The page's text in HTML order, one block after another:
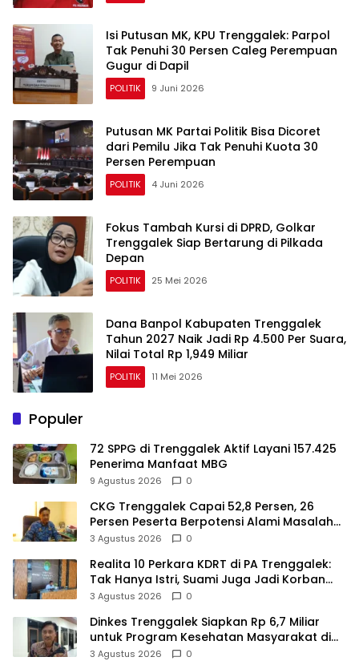
Isi Putusan MK, KPU Trenggalek: Parpol
Tak Penuhi 30 Persen Caleg Perempuan
Gugur di Dapil
POLITIK 9 Juni 2026
Putusan MK Partai Politik Bisa Dicoret
dari Pemilu Jika Tak Penuhi Kuota 30
Persen Perempuan
POLITIK 4 Juni 2026
Fokus Tambah Kursi di DPRD, Golkar
Trenggalek Siap Bertarung di Pilkada
Depan
POLITIK 25 Mei 2026
Dana Banpol Kabupaten Trenggalek
Tahun 2027 Naik Jadi Rp 4.500 Per Suara,
Nilai Total Rp 1,949 Miliar
POLITIK 11 Mei 2026
Populer
72 SPPG di Trenggalek Aktif Layani 157.425
Penerima Manfaat MBG
9 Agustus 2026 0
CKG Trenggalek Capai 52,8 Persen, 26
Persen Peserta Berpotensi Alami Masalah
Kejiwaan
3 Agustus 2026 0
Realita 10 Perkara KDRT di PA Trenggalek:
Tak Hanya Istri, Suami Juga Jadi Korban
Kekerasan
3 Agustus 2026 0
Dinkes Trenggalek Siapkan Rp 6,7 Miliar
untuk Program Kesehatan Masyarakat di
2027
3 Agustus 2026 0